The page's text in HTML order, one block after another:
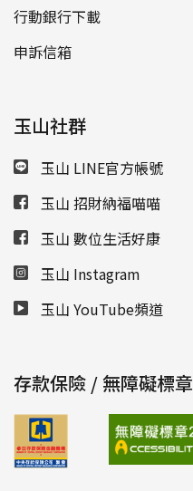
行動銀行下載
申訴信箱
玉山社群
玉山 LINE官方帳號
玉山 招財納福喵喵
玉山 數位生活好康
玉山 Instagram
玉山 YouTube頻道
存款保險 / 無障礙標章